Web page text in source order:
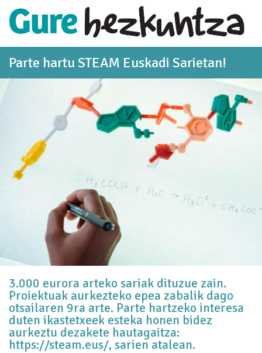
Eduki nagusira joan
Parte hartu STEAM Euskadi Sarietan!
3.000 eurora arteko sariak dituzue zain.
Proiektuak aurkezteko epea zabalik dago
otsailaren 9ra arte. Parte hartzeko interesa
duten ikastetxeek esteka honen bidez
aurkeztu dezakete hautagaitza:
https://steam.eus/, sarien atalean.